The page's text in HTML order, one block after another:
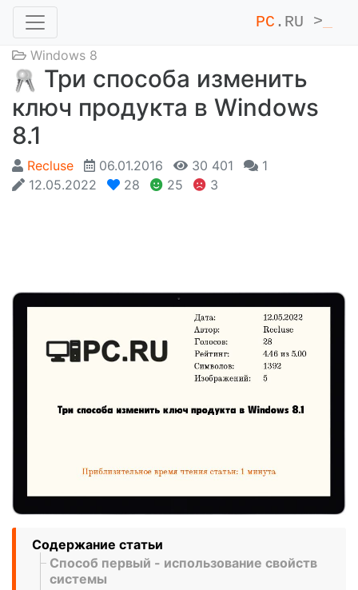
PC .RU >
Windows 8
Три способа изменить
ключ продукта в Windows
8.1
Recluse 06.01.2016 30 401
1
12.05.2022
28 25 3
Содержание статьи
Способ первый - использование свойств
системы